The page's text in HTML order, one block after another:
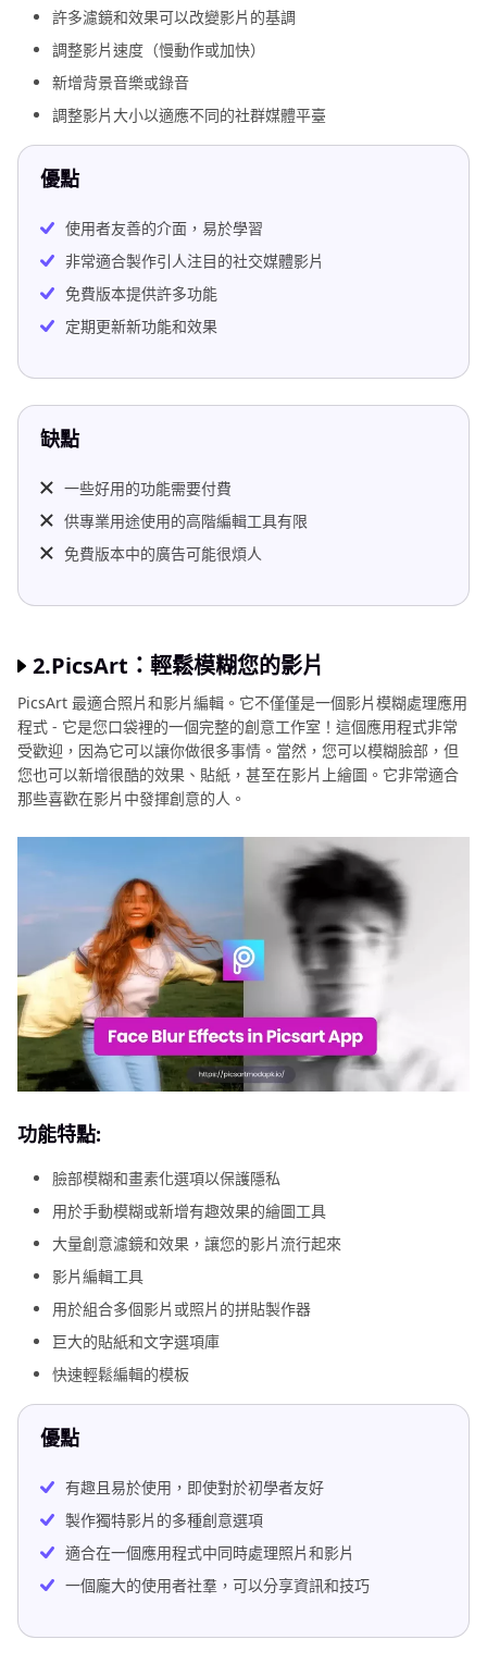
許多濾鏡和效果可以改變影片的基調
調整影片速度（慢動作或加快）
新增背景音樂或錄音
調整影片大小以適應不同的社群媒體平臺
優點
使用者友善的介面，易於學習
非常適合製作引人注目的社交媒體影片
免費版本提供許多功能
定期更新新功能和效果
缺點
一些好用的功能需要付費
供專業用途使用的高階編輯工具有限
免費版本中的廣告可能很煩人
2.PicsArt：輕鬆模糊您的影片
PicsArt 最適合照片和影片編輯。它不僅僅是一個影片模糊處理應用
程式 - 它是您口袋裡的一個完整的創意工作室！這個應用程式非常
受歡迎，因為它可以讓你做很多事情。當然，您可以模糊臉部，但
您也可以新增很酷的效果、貼紙，甚至在影片上繪圖。它非常適合
那些喜歡在影片中發揮創意的人。
功能特點:
臉部模糊和畫素化選項以保護隱私
用於手動模糊或新增有趣效果的繪圖工具
大量創意濾鏡和效果，讓您的影片流行起來
影片編輯工具
用於組合多個影片或照片的拼貼製作器
巨大的貼紙和文字選項庫
快速輕鬆編輯的模板
優點
有趣且易於使用，即使對於初學者友好
製作獨特影片的多種創意選項
適合在一個應用程式中同時處理照片和影片
一個龐大的使用者社羣，可以分享資訊和技巧